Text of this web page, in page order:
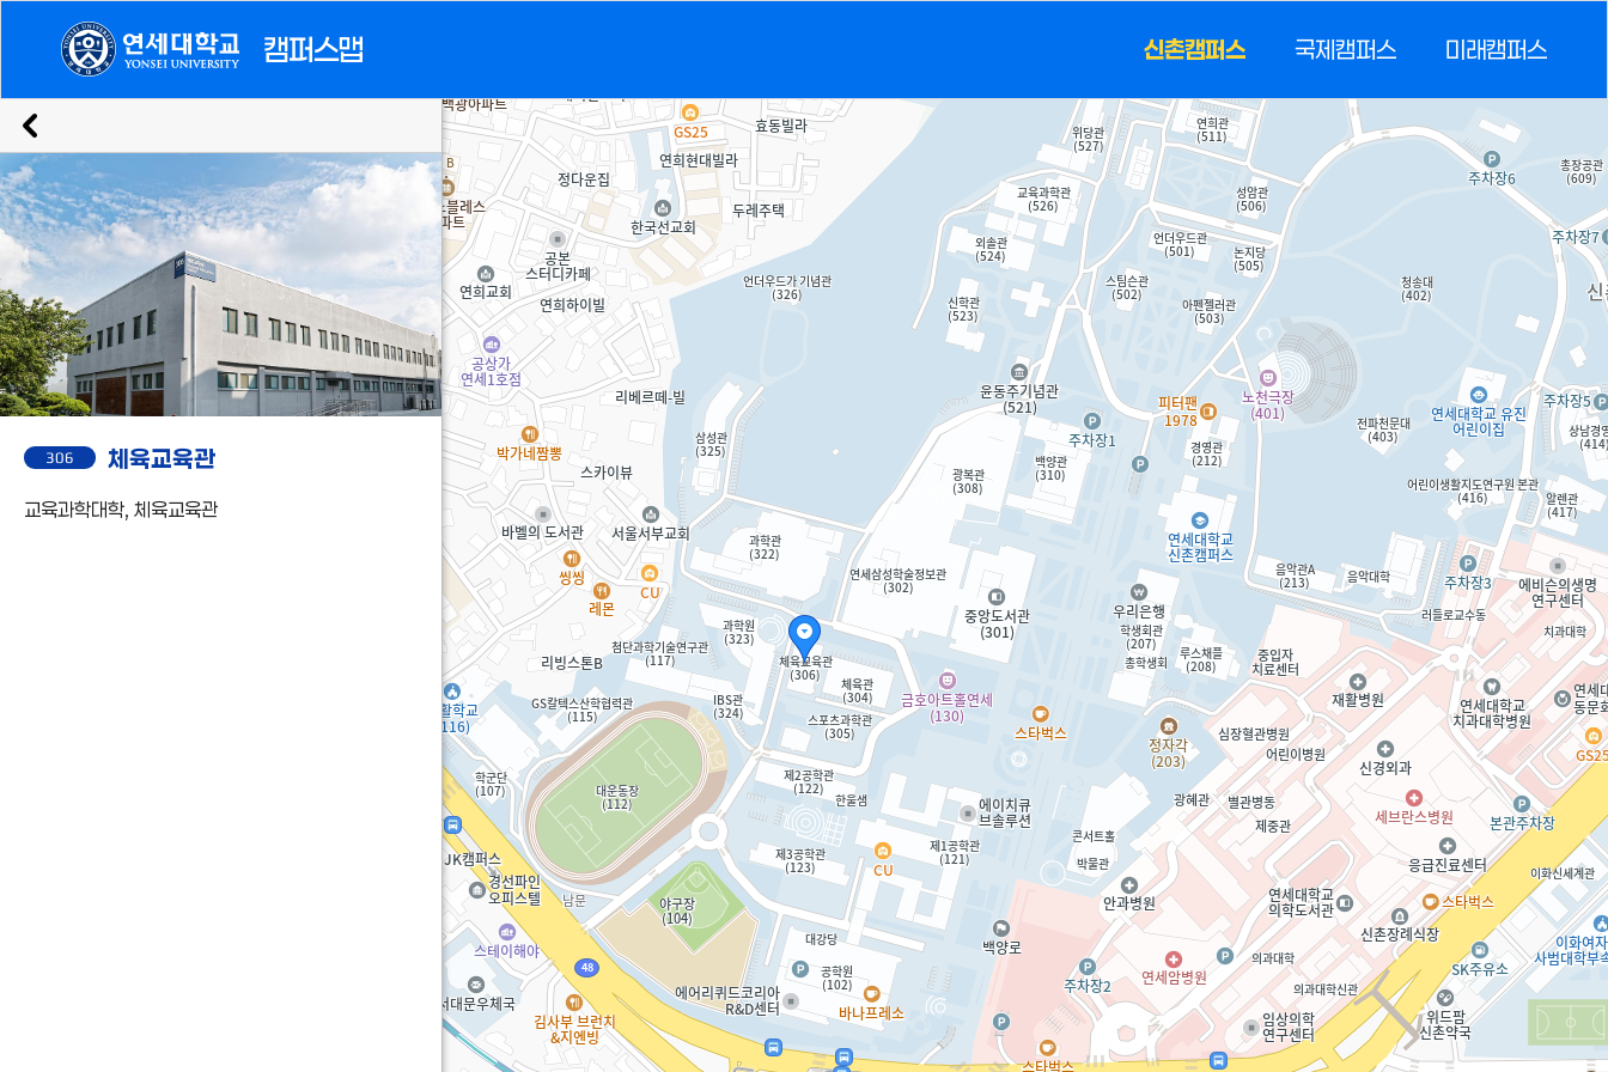
캠퍼스맵 신촌캠퍼스 국제캠퍼스 미래캠퍼스
306. 체육교육관
306 체육교육관
교육과학대학, 체육교육관